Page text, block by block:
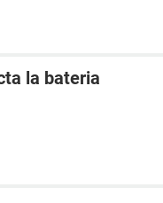
la bateria